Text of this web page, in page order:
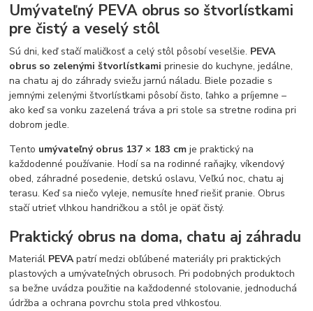
Umývateľný PEVA obrus so štvorlístkami
pre čistý a veselý stôl
Sú dni, keď stačí maličkosť a celý stôl pôsobí veselšie. PEVA
obrus so zelenými štvorlístkami prinesie do kuchyne, jedálne,
na chatu aj do záhrady sviežu jarnú náladu. Biele pozadie s
jemnými zelenými štvorlístkami pôsobí čisto, ľahko a príjemne –
ako keď sa vonku zazelená tráva a pri stole sa stretne rodina pri
dobrom jedle.
Tento umývateľný obrus 137 × 183 cm je praktický na
každodenné používanie. Hodí sa na rodinné raňajky, víkendový
obed, záhradné posedenie, detskú oslavu, Veľkú noc, chatu aj
terasu. Keď sa niečo vyleje, nemusíte hneď riešiť pranie. Obrus
stačí utrieť vlhkou handričkou a stôl je opäť čistý.
Praktický obrus na doma, chatu aj záhradu
Materiál PEVApatrí medzi obľúbené materiály pri praktických
plastových a umývateľných obrusoch. Pri podobných produktoch
sa bežne uvádza použitie na každodenné stolovanie, jednoduchá
údržba a ochrana povrchu stola pred vlhkosťou.